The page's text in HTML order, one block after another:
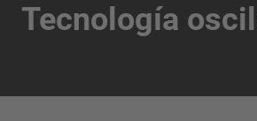
Tecnología